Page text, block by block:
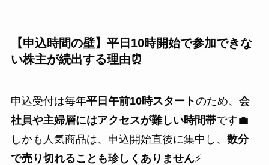
【申込時間の壁】平日10時開始で参加できな
い株主が続出する理由⏰
申込受付は毎年平日午前10時スタートのため、 会
社員や主婦層にはアクセスが難しい時間帯です💼
しかも人気商品は、申込開始直後に集中し、 数分
で売り切れることも珍しくありません⚡